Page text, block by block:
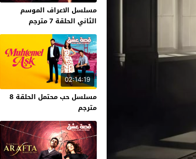
مسلسل الاعراف الموسم
الثاني الحلقة 7 مترجم
02:14:19
مسلسل حب محتمل الحلقة 8
مترجم